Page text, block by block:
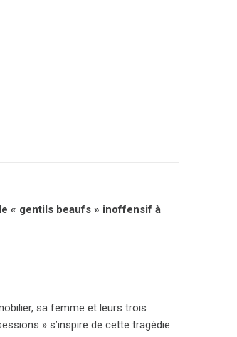
« gentils beaufs » inoffensif à
sa femme et leurs trois
» s’inspire de cette tragédie